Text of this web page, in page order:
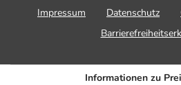
Impressum
Datenschutz
Informationen zu